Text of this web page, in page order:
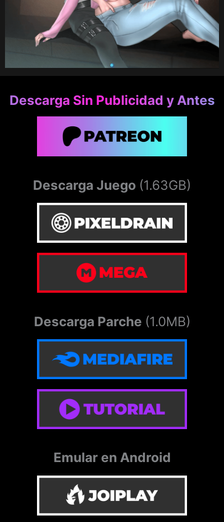
Descarga Sin Publicidad y Antes
Descarga Juego (1.63GB)
Descarga Parche (1.0MB)
Emular en Android